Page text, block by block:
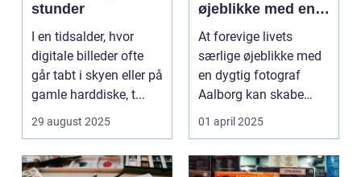
stunder
I en tidsalder, hvor
digitale billeder ofte
går tabt i skyen eller på
gamle harddiske, t...
29 august 2025
øjeblikke med en
professionel
fotograf
At forevige livets
særlige øjeblikke med
en dygtig fotograf
Aalborg kan skabe
minder, d...
01 april 2025